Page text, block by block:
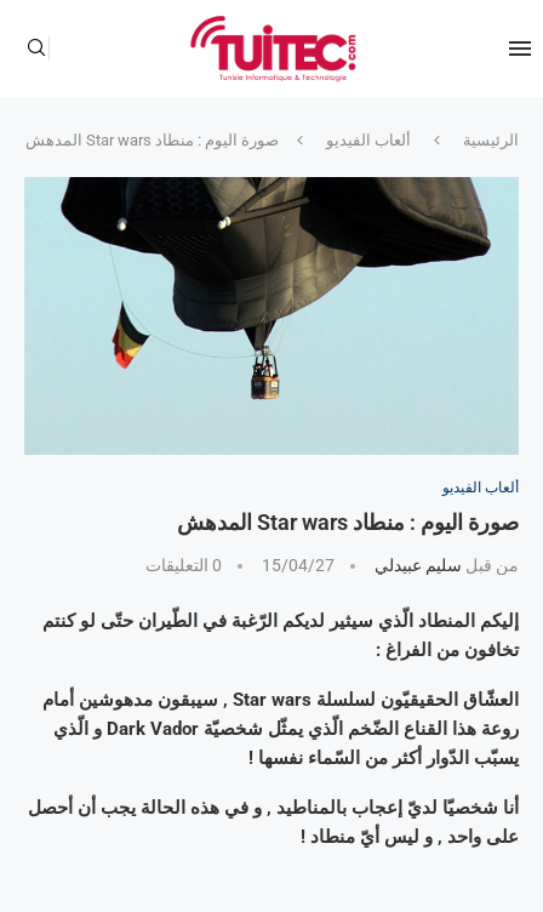
الرئيسية ألعاب الفيديو صورة اليوم : منطاد Star wars المدهش
ألعاب الفيديو
صورة اليوم : منطاد Star wars المدهش
من قبل سليم عبيدلي 15/04/27 0 التعليقات
إليكم المنطاد الّذي سيثير لديكم الرّغبة في الطّيران حتّى لو كنتم
تخافون من الفراغ :
العشّاق الحقيقيّون لسلسلة Star wars , سيبقون مدهوشين أمام
روعة هذا القناع الضّخم الّذي يمثّل شخصيّة Dark Vador و الّذي
يسبّب الدّوار أكثر من السّماء نفسها !
أنا شخصيّا لديّ إعجاب بالمناطيد , و في هذه الحالة يجب أن أحصل
على واحد , و ليس أيّ منطاد !